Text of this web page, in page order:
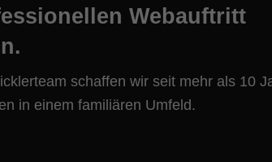
Webauftritt
schaffen wir seit mehr als 10
in einem familiären Umfeld.